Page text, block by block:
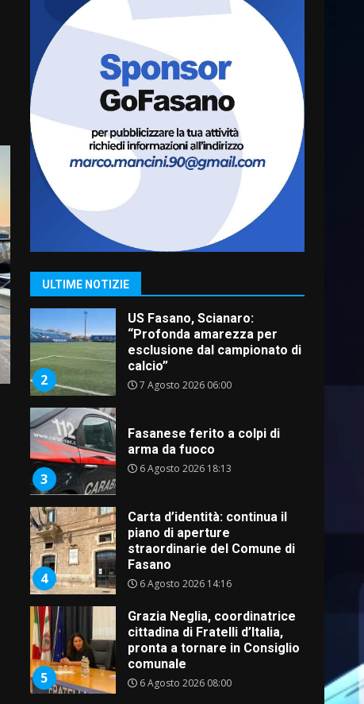
ULTIME NOTIZIE
Cura dei beni comuni e
cittadinanza attiva: online
l’avviso per la gestione
condivisa della Villetta di
Laureto
6 Agosto 2026 06:20
7
La magia del Minareto e la
prima assoluta de “L’Albergo
Belvedere. Il rapimento”
6 Agosto 2026 06:15
1
“I Contestatori: Musica di
Rivoluzione”: nuovo
appuntamento con “Fasano in
2
US Fasano, Scianaro:
“Profonda amarezza per
esclusione dal campionato di
calcio”
7 Agosto 2026 06:00
3
Fasanese ferito a colpi di
arma da fuoco
6 Agosto 2026 18:13
4
Carta d’identità: continua il
piano di aperture
straordinarie del Comune di
Fasano
6 Agosto 2026 14:16
5
Grazia Neglia, coordinatrice
cittadina di Fratelli d’Italia,
pronta a tornare in Consiglio
comunale
6 Agosto 2026 08:00